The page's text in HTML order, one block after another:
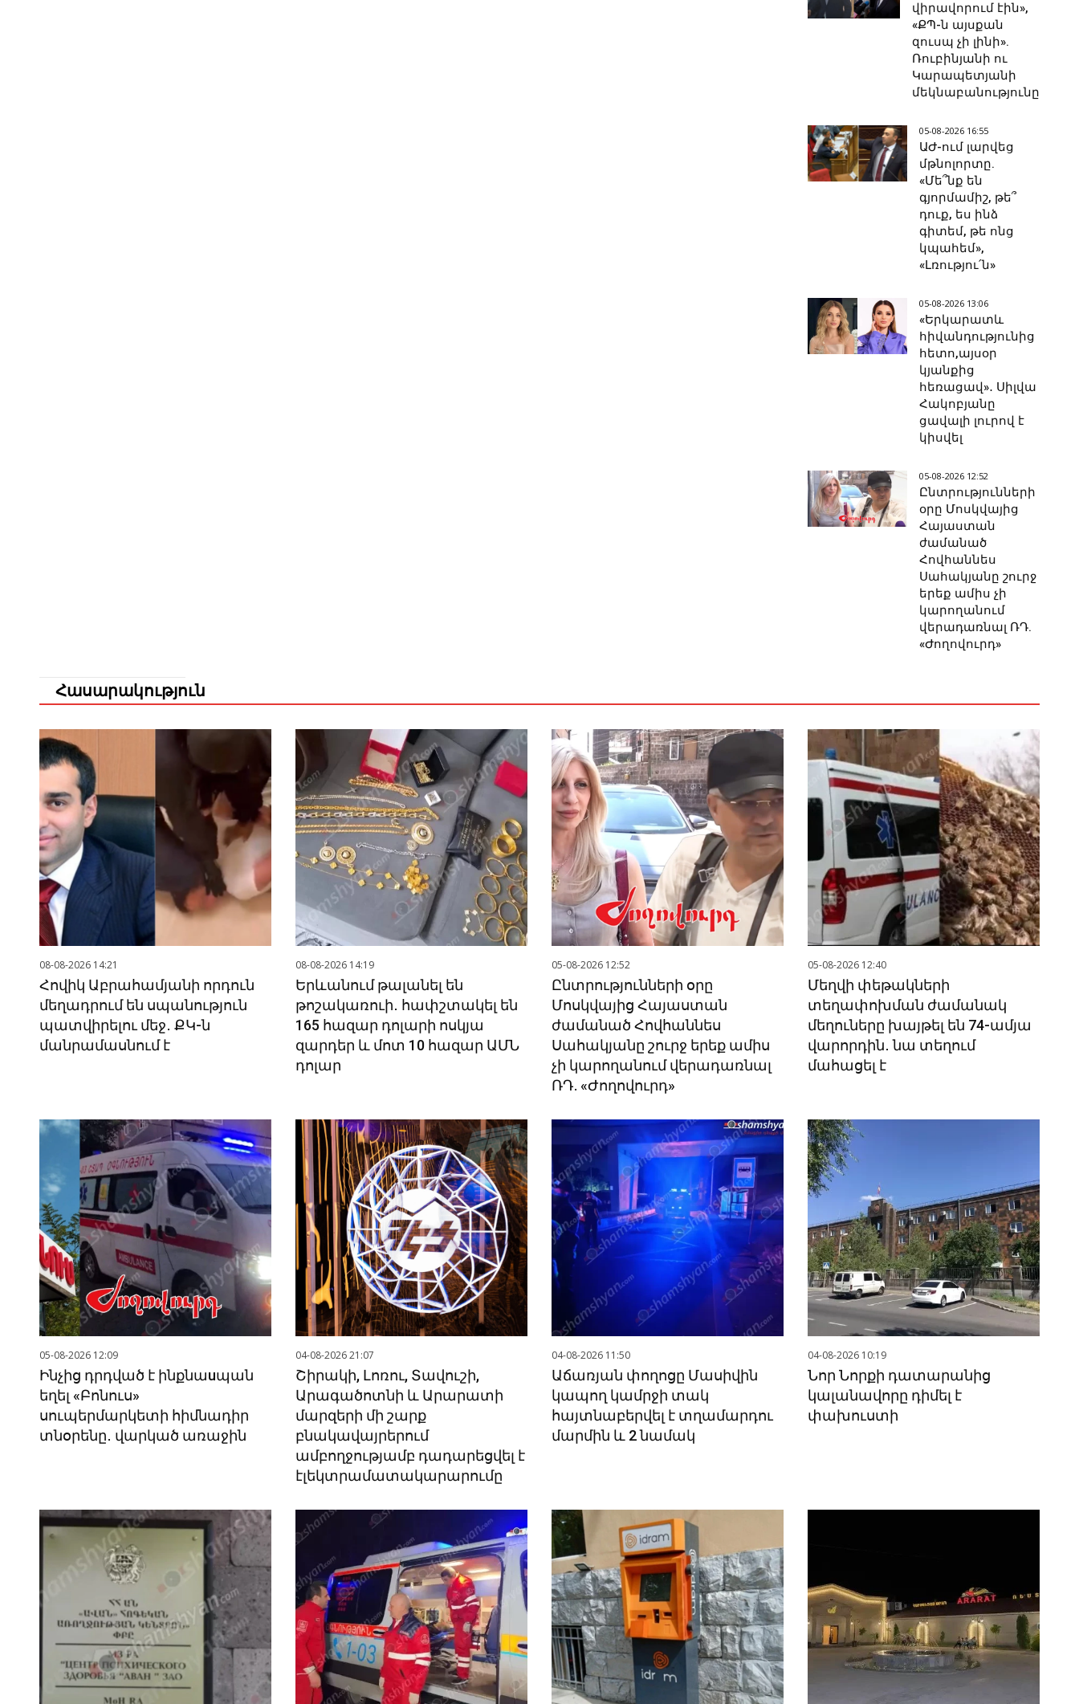
վիրավորում էին»,
«ՔՊ-ն այսքան
զուսպ չի լինի».
Ռուբինյանի ու
Կարապետյանի
մեկնաբանությունը
05-08-2026 16:55
ԱԺ-ում լարվեց
մթնոլորտը.
«Մե՞նք են
գյորմամիշ, թե՞
դուք, ես ինձ
գիտեմ, թե ոնց
կպահեմ»,
«Լռությու՛ն»
05-08-2026 13:06
«Երկարատև
հիվանդությունից
հետո,այսօր
կյանքից
հեռացավ»․ Սիլվա
Հակոբյանը
ցավալի լուրով է
կիսվել
05-08-2026 12:52
Ընտրությունների
օրը Մոսկվայից
Հայաստան
ժամանած
Հովհաննես
Սահակյանը շուրջ
երեք ամիս չի
կարողանում
վերադառնալ ՌԴ.
«Ժողովուրդ»
Հասարակություն
08-08-2026 14:21
Հովիկ Աբրահամյանի որդուն
մեղադրում են սպանություն
պատվիրելու մեջ․ ՔԿ-ն
մանրամասնում է
08-08-2026 14:19
Երևանում թալանել են
թոշակառուի․ հափշտակել են
165 հազար դոլարի ոսկյա
զարդեր և մոտ 10 հազար ԱՄՆ
դոլար
05-08-2026 12:52
Ընտրությունների օրը
Մոսկվայից Հայաստան
ժամանած Հովհաննես
Սահակյանը շուրջ երեք ամիս
չի կարողանում վերադառնալ
ՌԴ. «Ժողովուրդ»
05-08-2026 12:40
Մեղվի փեթակների
տեղափոխման ժամանակ
մեղուները խայթել են 74-ամյա
վարորդին․ նա տեղում
մահացել է
05-08-2026 12:09
Ինչից դրդված է ինքնաuպան
եղել «Բոնուս»
սուպերմարկետի հիմնադիր
տնօրենը․ վարկած առաջին
04-08-2026 21:07
Շիրակի, Լոռու, Տավուշի,
Արագածոտնի և Արարատի
մարզերի մի շարք
բնակավայրերում
ամբողջությամբ դադարեցվել է
էլեկտրամատակարարումը
04-08-2026 11:50
Աճառյան փողոցը Մասիվին
կապող կամրջի տակ
հայտնաբերվել է տղամարդու
մարմին և 2 նամակ
04-08-2026 10:19
Նոր Նորքի դատարանից
կալանավորը դիմել է
փախուստի